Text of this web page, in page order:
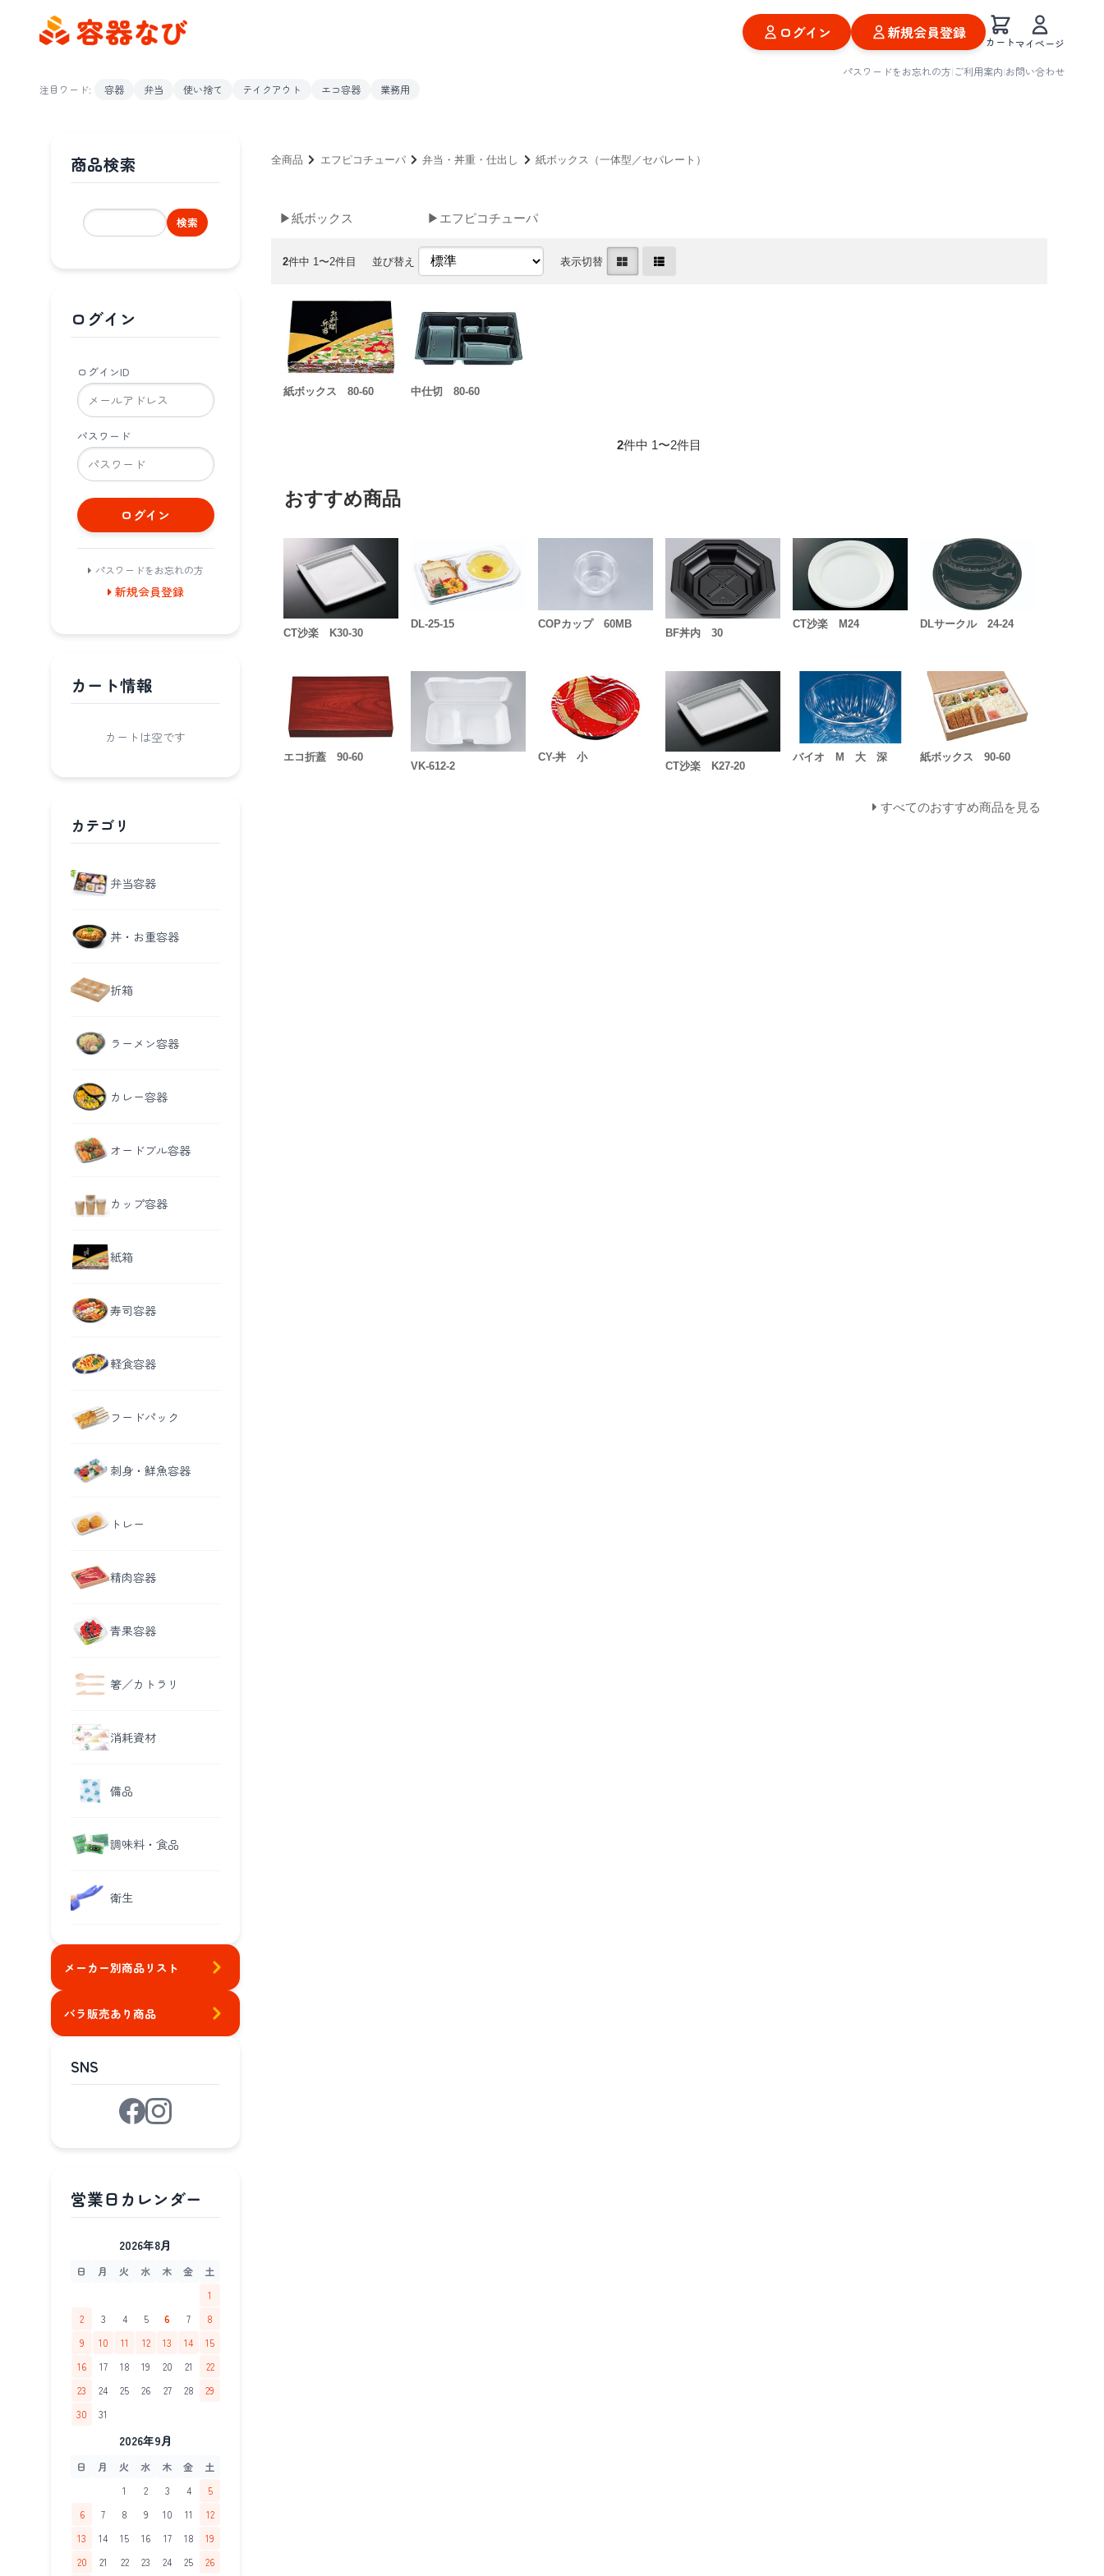
ログイン 新規会員登録 カートマイページ
パスワードをお忘れの方|ご利用案内|お問い合わせ
注目ワード:
容器 弁当 使い捨て テイクアウト エコ容器 業務用
全商品 エフピコチューパ 弁当・丼重・仕出し 紙ボックス（一体型／セパレート）
▶紙ボックス ▶エフピコチューパ
2件中 1〜2件目 並び替え 表示切替
紙ボックス 80-60 中仕切 80-60
2件中 1〜2件目
おすすめ商品
CT沙楽 K30-30
DL-25-15 COPカップ 60MB
BF丼内 30
CT沙楽 M24 DLサークル 24-24
エコ折蓋 90-60
VK-612-2
CY-丼 小
CT沙楽 K27-20
バイオ M 大 深 紙ボックス 90-60
すべてのおすすめ商品を見る
商品検索
検索
ログイン
ログインID
パスワード
ログイン
パスワードをお忘れの方
新規会員登録
カート情報
カートは空です
カテゴリ
弁当容器
丼・お重容器
折箱
ラーメン容器
カレー容器
オードブル容器
カップ容器
紙箱
寿司容器
軽食容器
フードパック
刺身・鮮魚容器
トレー
精肉容器
青果容器
箸／カトラリ
消耗資材
備品
調味料・食品
衛生
メーカー別商品リスト
バラ販売あり商品
SNS
2026年8月
日 月 火 水 木 金
土
1
2
3 4 5 6 7
8
9
10 11 12 13 14
15
16
17 18 19 20 21
22
23
24 25 26 27 28
29
30
31
2026年9月
日 月 火 水 木 金
土
1
2 3 4
5
6
7 8 9 10 11
12
13
14 15 16 17 18
19
20
21 22 23 24 25
26